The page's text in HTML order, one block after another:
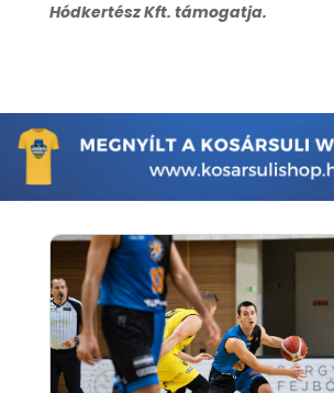
Hódkertész Kft. támogatja.